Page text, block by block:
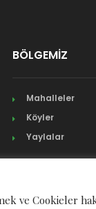
BÖLGEMİZ
Mahalleler
Köyler
Yaylalar
ve Cookieler